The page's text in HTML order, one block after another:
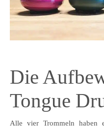
Die
Tongue
Alle vier Trommeln haben